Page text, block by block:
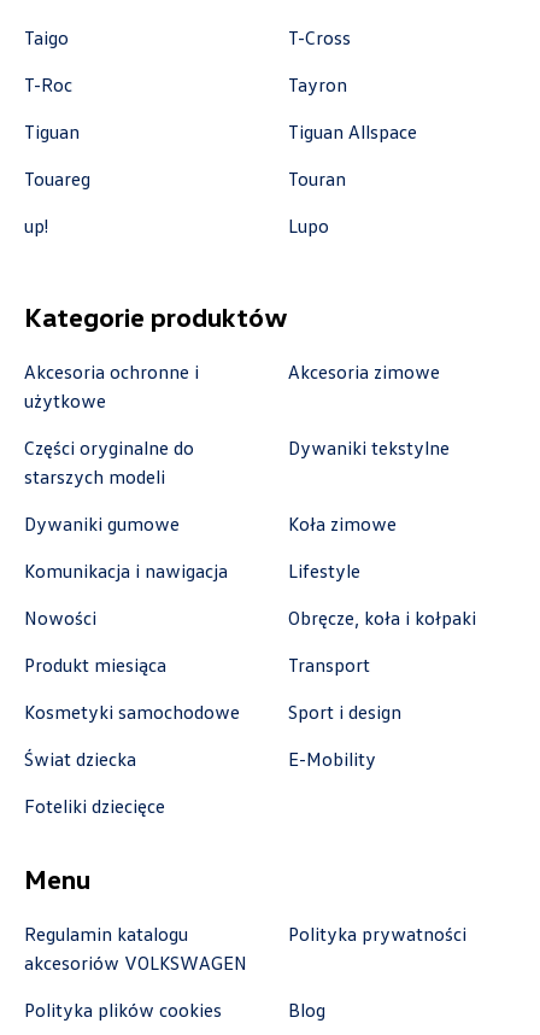
Auto-Gazda
Autocentrum
ul. Zakładowa 18, Kielce
czesci@vwautocentrum.com.pl
Autoremo
+48 182 610 210
zamowienia@autoremo.pl
Wola
+48 797 025 052
k.cwik@autorudstw.pl
Taigo
T-Cross
T-Roc
Tayron
Tiguan
Tiguan Allspace
Touareg
Touran
up!
Lupo
Kategorie produktów
Akcesoria ochronne i
użytkowe
Akcesoria zimowe
Części oryginalne do
starszych modeli
Dywaniki tekstylne
Dywaniki gumowe
Koła zimowe
Komunikacja i nawigacja
Lifestyle
Nowości
Obręcze, koła i kołpaki
Produkt miesiąca
Transport
Kosmetyki samochodowe
Sport i design
Świat dziecka
E-Mobility
Foteliki dziecięce
Menu
Regulamin katalogu
akcesoriów VOLKSWAGEN
Polityka prywatności
Polityka plików cookies Blog